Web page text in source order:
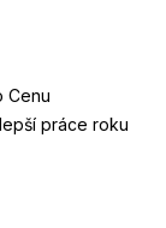
Cenu
práce roku